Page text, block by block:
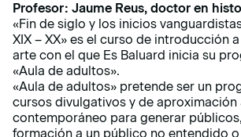
Profesor: Jaume Reus, doctor en
«Fin de siglo y los inicios
XIX – XX» es el curso de introducción
arte con el que Es Baluard inicia su
«Aula de adultos».
«Aula de adultos» pretende ser un
cursos divulgativos y de aproximación
contemporáneo para generar
formación a un público no entendido